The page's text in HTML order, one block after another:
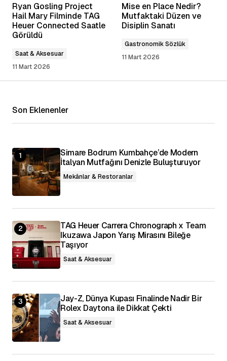
alanlar*ile işaretlenmişlerdir
Yorum
Daha sonraki yorumlarımda kullanılması için
adım, e-posta adresim ve site adresim bu
tarayıcıya kaydedilsin.
Yorumu Gönder
Ryan Gosling Project
Hail Mary Filminde TAG
Heuer Connected Saatle
Görüldü
Saat & Aksesuar
11 Mart 2026
Mise en Place Nedir?
Mutfaktaki Düzen ve
Disiplin Sanatı
Gastronomik Sözlük
11 Mart 2026
Son Eklenenler
Simare Bodrum Kumbahçe’de Modern
İtalyan Mutfağını Denizle Buluşturuyor
Mekânlar & Restoranlar
TAG Heuer Carrera Chronograph x Team
Ikuzawa Japon Yarış Mirasını Bileğe
Taşıyor
Saat & Aksesuar
Jay-Z, Dünya Kupası Finalinde Nadir Bir
Rolex Daytona ile Dikkat Çekti
Saat & Aksesuar